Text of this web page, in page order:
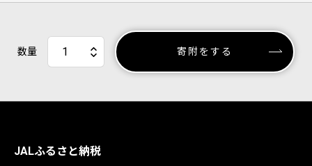
数量 寄附をする
JALふるさと納税